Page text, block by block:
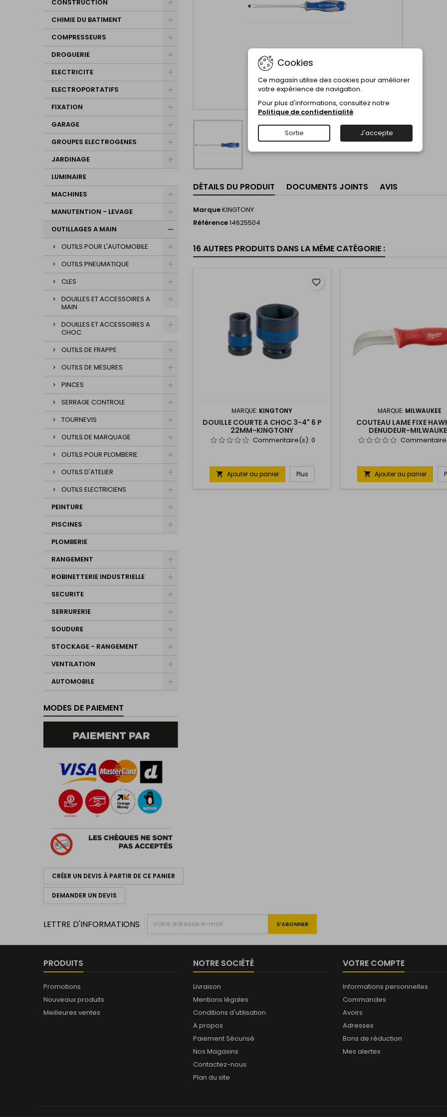
CONSTRUCTION
CHIMIE DU BATIMENT
COMPRESSEURS
DROGUERIE
ELECTRICITE
ELECTROPORTATIFS
FIXATION
GARAGE
GROUPES ELECTROGENES
JARDINAGE
LUMINAIRE
MACHINES
MANUTENTION - LEVAGE
OUTILLAGES A MAIN
OUTILS POUR L'AUTOMOBILE
OUTILS PNEUMATIQUE
CLES
DOUILLES ET ACCESSOIRES A
MAIN
DOUILLES ET ACCESSOIRES A
CHOC
OUTILS DE FRAPPE
OUTILS DE MESURES
PINCES
SERRAGE CONTROLE
TOURNEVIS
OUTILS DE MARQUAGE
OUTILS POUR PLOMBERIE
OUTILS D'ATELIER
OUTILS ELECTRICIENS
PEINTURE
PISCINES
PLOMBERIE
RANGEMENT
ROBINETTERIE INDUSTRIELLE
SECURITE
SERRURERIE
SOUDURE
STOCKAGE - RANGEMENT
VENTILATION
AUTOMOBILE
MODES DE PAIEMENT
CRÉER UN DEVIS À PARTIR DE CE PANIER
DEMANDER UN DEVIS
DÉTAILS DU PRODUIT DOCUMENTS JOINTS AVIS
MarqueKINGTONY
Référence14625504
16 AUTRES PRODUITS DANS LA MÊME CATÉGORIE :
MARQUE: KINGTONY
DOUILLE COURTE A CHOC 3-4" 6 P
22MM-KINGTONY
Commentaire(s): 0
 Ajouter au panier Plus
favorite_border
MARQUE: MILWAUKEE
COUTEAU LAME FIXE
DENUDEUR-
 Ajouter au panier
LETTRE D'INFORMATIONS
PRODUITS
Promotions
Nouveaux produits
Meilleures ventes
NOTRE SOCIÉTÉ
Livraison
Mentions légales
Conditions d'utilisation
A propos
Paiement Sécurisé
Nos Magasins
Contactez-nous
Plan du site
VOTRE COMPTE
Informations personnelles
Commandes
Avoirs
Adresses
Bons de réduction
Mes alertes
Cookies
Ce magasin utilise des cookies pour améliorer
votre expérience de navigation.
Pour plus d'informations, consultez notre
Politique de confidentialité.
Sortie J'accepte